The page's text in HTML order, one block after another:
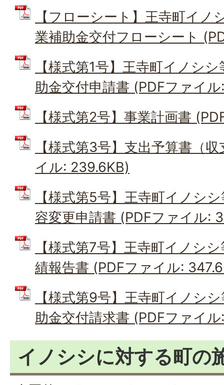
【フローシート】王寺町イノ
業補助金交付フローシート
【様式第1号】王寺町イノシ
助金交付申請書 (PDFファイ
【様式第2号】事業計画書
【様式第3号】支出予算書（
イル: 239.6KB)
【様式第5号】王寺町イノシ
容変更申請書 (PDFファイル:
【様式第7号】王寺町イノシ
績報告書 (PDFファイル:
【様式第9号】王寺町イノシ
助金交付請求書 (PDFファイ
イノシシに対する町の